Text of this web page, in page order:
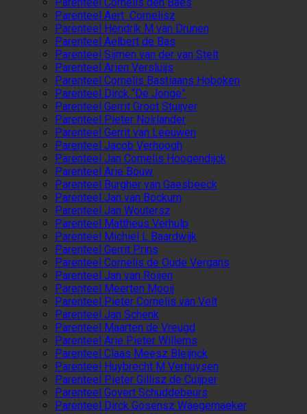
Parenteel Aert Cornelisz
Parenteel Hendrik M van Drunen
Parenteel Aelbert de Bas
Parenteel Sijmen van der van Stelt
Parenteel Arien Versluijs
Parenteel Cornelis Bastiaans Hoboken
Parenteel Dirck “De Jonge”
Parenteel Gerrit Groot Stuijver
Parenteel Pieter Noirlander
Parenteel Gerrit van Leeuwen
Parenteel Jacob Verhoogh
Parenteel Jan Cornelis Hoogendijck
Parenteel Arie Bouw
Parenteel Burgher van Gaesbeeck
Parenteel Jan van Bockum
Parenteel Jan Woutersz
Parenteel Mattheus Verhulp
Parenteel Michiel L Baardwijk
Parenteel Gerrit Prins
Parenteel Cornelis de Oude Vergans
Parenteel Jan van Roijen
Parenteel Meerten Mooij
Parenteel Pieter Cornelis van Velt
Parenteel Jan Schenk
Parenteel Maarten de Vreugd
Parenteel Arie Pieter Willems
Parenteel Claas Meesz Bleijnck
Parenteel Huybrecht M Verhuysen
Parenteel Pieter Gillisz de Cuijper
Parenteel Govert Schuddebeurs
Parenteel Dirck Gosensz Waegemaeker